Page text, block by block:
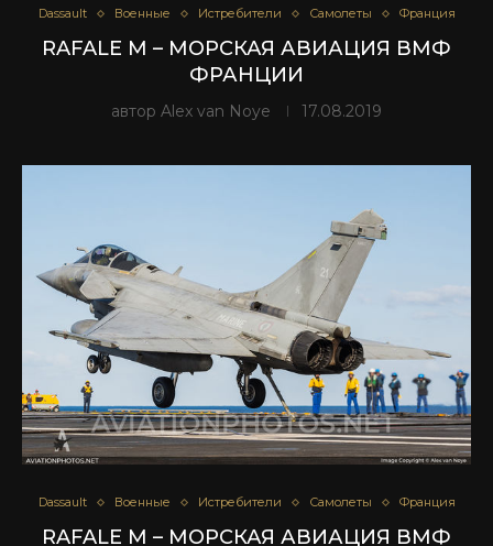
Dassault Военные Истребители Самолеты Франция
RAFALE M – МОРСКАЯ АВИАЦИЯ ВМФ
ФРАНЦИИ
автор Alex van Noye 17.08.2019
Dassault Военные Истребители Самолеты Франция
RAFALE M – МОРСКАЯ АВИАЦИЯ ВМФ